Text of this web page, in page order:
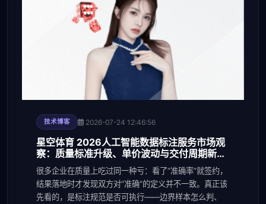
技术博客 2026-07-24 12:46:56
星空体育 2026人工智能数据标注服务市场观
察：质量标准升级、单价波动与交付周期新趋
势 - 副本 - 副本 (2)
很多企业在质量上吃过同一种亏：看了“准确率”就签约，
结果落地时才发现双方对“准确”的定义并不一致。真正该
先看的，是标注规范是否可执行——边界样本怎么判、